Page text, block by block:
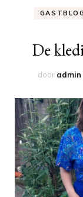
GASTBLOG
De
door admin